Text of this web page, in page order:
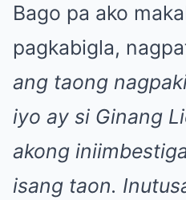
Bago pa ako
pagkabigla,
ang taong
iyo ay si Ginang
akong
isang taon.